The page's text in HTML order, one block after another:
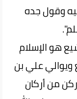
وقول جده
هو الإسلام
ويوالي علي بن
من أركان